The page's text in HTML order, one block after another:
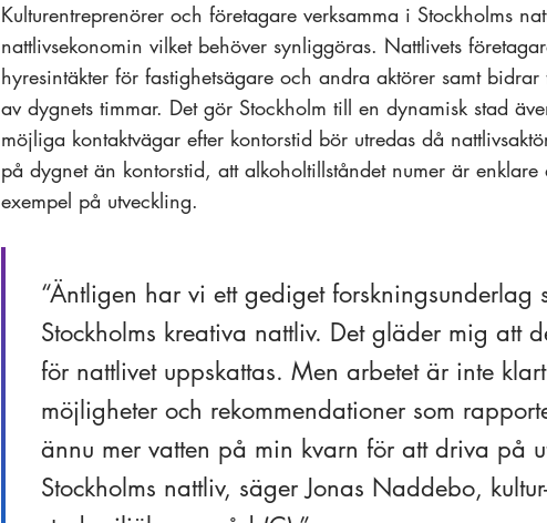
Kulturentreprenörer och företagare verksamma i Stockholms
nattlivsekonomin vilket behöver synliggöras. Nattlivets
hyresintäkter för fastighetsägare och andra aktörer samt
av dygnets timmar. Det gör Stockholm till en dynamisk stad
möjliga kontaktvägar efter kontorstid bör utredas då
på dygnet än kontorstid, att alkoholtillståndet numer är
exempel på utveckling.
Äntligen har vi ett gediget forskningsunderlag
Stockholms kreativa nattliv. Det gläder mig att
för nattlivet uppskattas. Men arbetet är inte
möjligheter och rekommendationer som
ännu mer vatten på min kvarn för att driva på
Stockholms nattliv, säger Jonas Naddebo,